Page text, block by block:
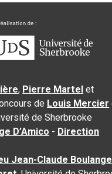
, Pierre Martel et
de Louis Mercier
de Sherbrooke
D’Amico - Direction
Jean-Claude